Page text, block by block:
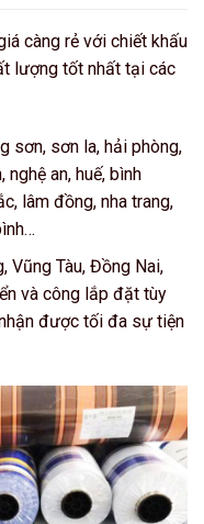
càng rẻ với chiết khấu
lượng tốt nhất tại các
sơn, sơn la, hải phòng,
nghệ an, huế, bình
lâm đồng, nha trang,
Vũng Tàu, Đồng Nai,
và công lắp đặt tùy
được tối đa sự tiện